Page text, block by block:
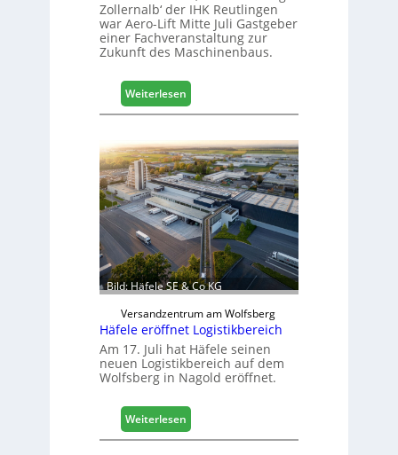
r
t
e
r
Z
u
u
n
f
t
Zollernalb‘ der IHK Reutlingen
war Aero-Lift Mitte Juli Gastgeber
einer Fachveranstaltung zur
Zukunft des Maschinenbaus.
Weiterlesen:
M
s
c
h
i
n
e
n
b
a
u
d
i
g
i
t
i
Bild: Häfele SE & Co KG
Versandzentrum am Wolfsberg
Häfele eröffnet Logistikbereich
Am 17. Juli hat Häfele seinen
neuen Logistikbereich auf dem
Wolfsberg in Nagold eröffnet.
Weiterlesen:
H